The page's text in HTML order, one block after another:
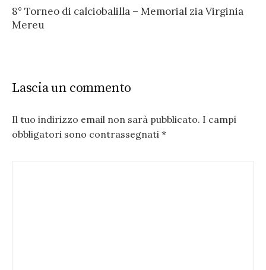
8° Torneo di calciobalilla – Memorial zia Virginia
Mereu
Lascia un commento
Il tuo indirizzo email non sarà pubblicato. I campi
obbligatori sono contrassegnati *